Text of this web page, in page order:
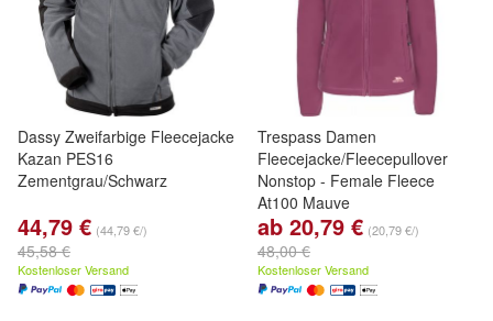
Dassy Zweifarbige Fleecejacke
Kazan PES16
Zementgrau/Schwarz
44,79 € (44,79 €/)
45,58 €
Kostenloser Versand
Trespass Damen
Fleecejacke/Fleecepullover
Nonstop - Female Fleece
At100 Mauve
ab 20,79 € (20,79 €/)
48,00 €
Kostenloser Versand